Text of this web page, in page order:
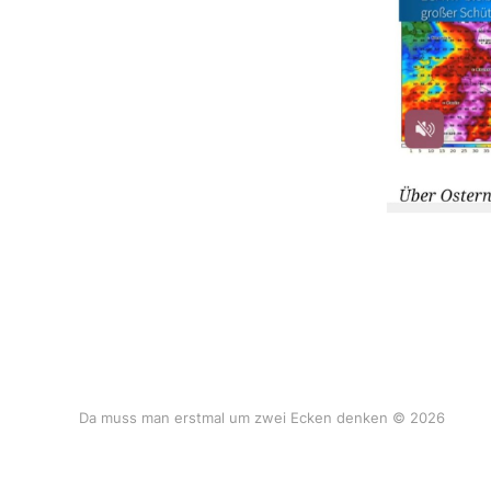
Da muss man erstmal um zwei Ecken denken © 2026